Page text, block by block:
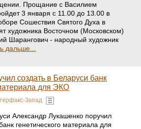
Прощание с Василием
3 января с 11.00 до 13.00 в
Сошествия Святого Духа в
художника Восточном (Московском)
Шарангович - народный художник
дальше...
создать в Беларуси банк
для ЭКО
Запад
Александр Лукашенко поручил
генетического материала для